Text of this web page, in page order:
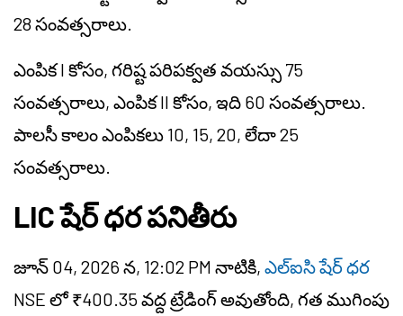
28 సంవత్సరాలు.
ఎంపిక I కోసం, గరిష్ట పరిపక్వత వయస్సు 75
సంవత్సరాలు, ఎంపిక II కోసం, ఇది 60 సంవత్సరాలు.
పాలసీ కాలం ఎంపికలు 10, 15, 20, లేదా 25
సంవత్సరాలు.
LIC షేర్ ధర పనితీరు
జూన్ 04, 2026 న, 12:02 PM నాటికి, ఎల్‌ఐసి షేర్ ధర
NSE లో ₹400.35 వద్ద ట్రేడింగ్ అవుతోంది, గత ముగింపు